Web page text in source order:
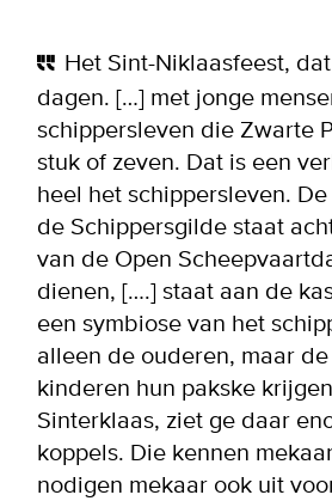
Het Sint-Niklaasfeest,
dagen. […] met jonge
schippersleven die Zwarte
stuk of zeven. Dat is een
heel het schippersleven.
de Schippersgilde staat
van de Open
dienen, [….] staat aan de
een symbiose van het
alleen de ouderen, maar
kinderen hun pakske
Sinterklaas, ziet ge daar
koppels. Die kennen
nodigen mekaar ook uit